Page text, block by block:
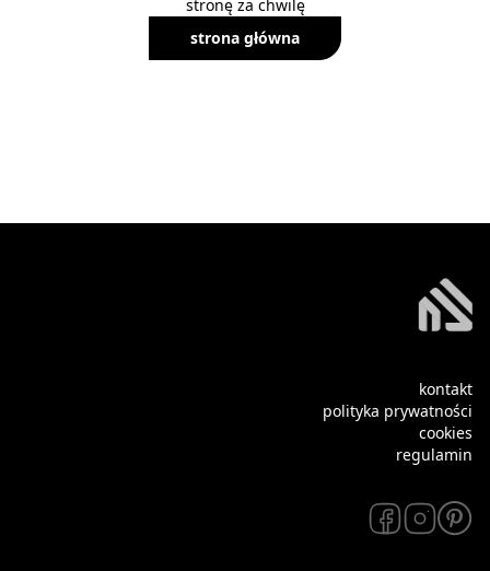
stronę za chwilę
strona główna
kontakt
polityka prywatności
cookies
regulamin